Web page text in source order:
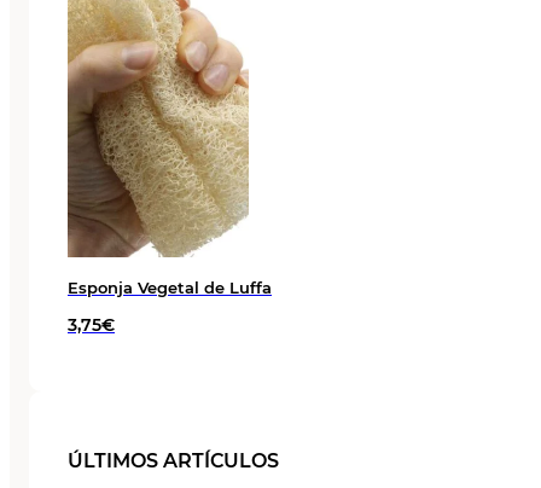
Esponja Vegetal de Luffa
3,75€
ÚLTIMOS ARTÍCULOS